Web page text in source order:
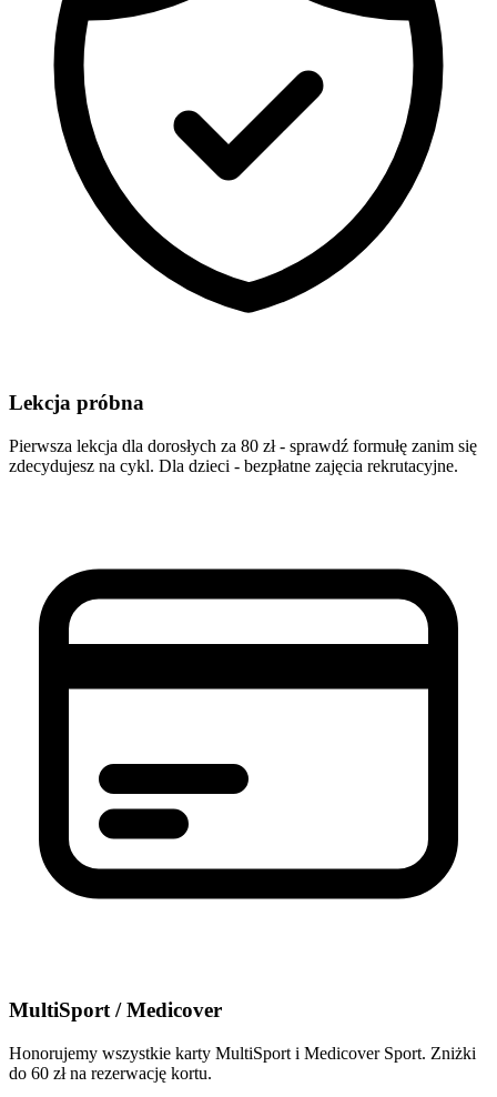
Lekcja próbna
Pierwsza lekcja dla dorosłych za 80 zł - sprawdź formułę zanim się
zdecydujesz na cykl. Dla dzieci - bezpłatne zajęcia rekrutacyjne.
MultiSport / Medicover
Honorujemy wszystkie karty MultiSport i Medicover Sport. Zniżki
do 60 zł na rezerwację kortu.